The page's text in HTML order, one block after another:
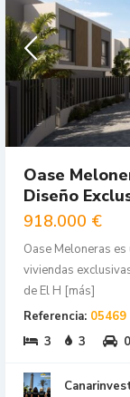
Oase
Diseño
918.000 €
Oase Meloneras
viviendas
de El H [más]
Referencia: 05469
3
3 0